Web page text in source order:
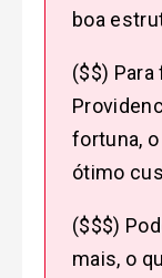
boa
($$) Para
fortuna, o
ótimo
($$$)
mais, o